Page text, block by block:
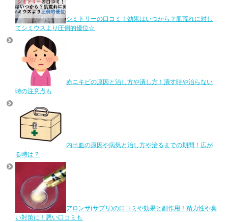
シミトリーの口コミ！効果はいつから？肌荒れに対し
てシミウスより圧倒的優位☆
赤ニキビの原因と治し方や潰し方！潰す時や治らない
時の注意点も
内出血の原因や病気と治し方や治るまでの期間！広が
る時は？
アロンザ(サプリ)の口コミや効果と副作用！精力性や臭
い対策に！悪い口コミも